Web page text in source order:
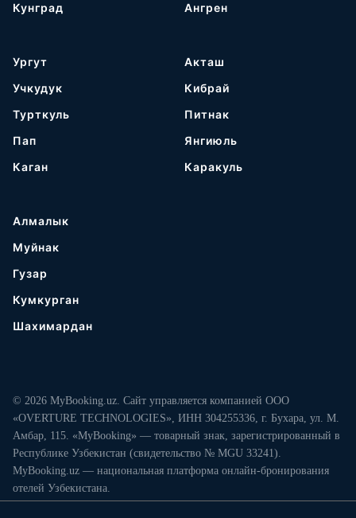
Кунград
Ангрен
Ургут
Учкудук
Турткуль
Пап
Каган
Акташ
Кибрай
Питнак
Янгиюль
Каракуль
Алмалык
Муйнак
Гузар
Кумкурган
Шахимардан
© 2026 MyBooking.uz. Сайт управляется компанией ООО
«OVERTURE TECHNOLOGIES», ИНН 304255336, г. Бухара, ул. М.
Амбар, 115. «MyBooking» — товарный знак, зарегистрированный в
Республике Узбекистан (свидетельство № MGU 33241).
MyBooking.uz — национальная платформа онлайн-бронирования
отелей Узбекистана.